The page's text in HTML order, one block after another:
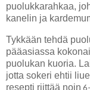
puolukkarahkaa,
kanelin ja
Tykkään tehdä
pääasiassa
puolukan kuoria.
jotta sokeri ehtii
resepti riittää noin